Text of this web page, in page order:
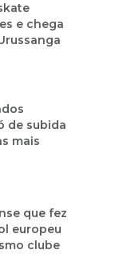
e chega
de subida
mais
que fez
europeu
clube